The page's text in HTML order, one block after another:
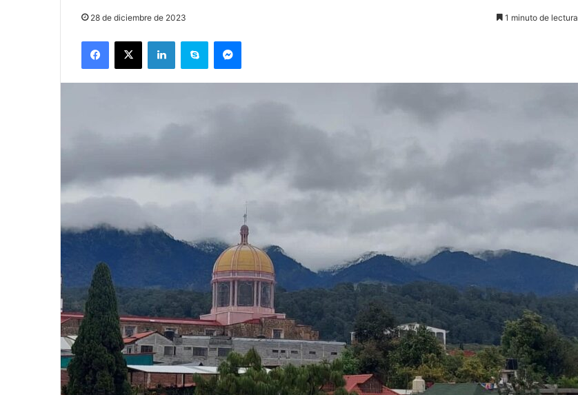
28 de diciembre de 2023 1 minuto de lectura
Facebook
X LinkedInSkype Messenger